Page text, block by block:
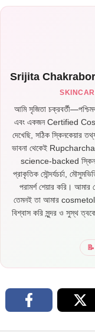
Srijita
আমি সৃজিতা
এবং একজন Certified
দেখেছি, সঠিক স্কিনকেয়ার
ভাবনা থেকেই
science-backed
প্রাকৃতিক সৌন্দর্যচর্চা,
পরামর্শ শেয়ার করি। আমার
তেমনই তা আমার
বিশ্বাস করি সুন্দর ও সুস্থ